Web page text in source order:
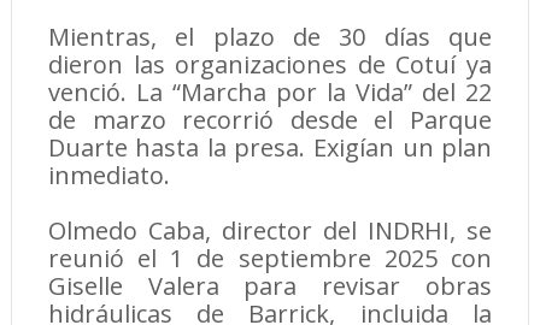
Mientras, el plazo de 30 días que
dieron las organizaciones de Cotuí ya
venció. La “Marcha por la Vida” del 22
de marzo recorrió desde el Parque
Duarte hasta la presa. Exigían un plan
inmediato.
Olmedo Caba, director del INDRHI, se
reunió el 1 de septiembre 2025 con
Giselle Valera para revisar obras
hidráulicas de Barrick, incluida la